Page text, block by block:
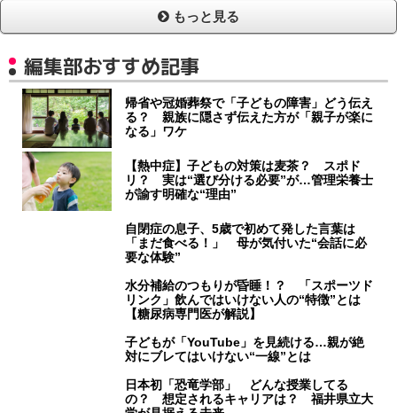
もっと見る
編集部おすすめ記事
帰省や冠婚葬祭で「子どもの障害」どう伝え
る？ 親族に隠さず伝えた方が「親子が楽に
なる」ワケ
【熱中症】子どもの対策は麦茶？ スポド
リ？ 実は“選び分ける必要”が…管理栄養士
が諭す明確な“理由”
自閉症の息子、5歳で初めて発した言葉は
「まだ食べる！」 母が気付いた“会話に必
要な体験”
水分補給のつもりが昏睡！？ 「スポーツド
リンク」飲んではいけない人の“特徴”とは
【糖尿病専門医が解説】
子どもが「YouTube」を見続ける…親が絶
対にブレてはいけない“一線”とは
日本初「恐竜学部」 どんな授業してる
の？ 想定されるキャリアは？ 福井県立大